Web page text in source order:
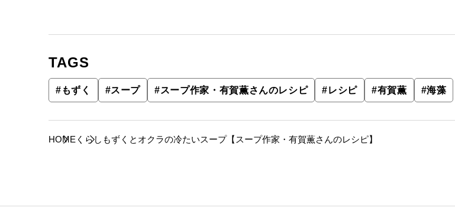
TAGS
# もずく #スープ #スープ作家・有賀薫さんのレシピ #レシピ #有賀薫 #海藻
HOME くらし もずくとオクラの冷たいスープ【スープ作家・有賀薫さんのレシピ】